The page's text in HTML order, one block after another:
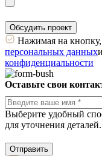
Обсудить проект
Нажимая на кнопку,
персональных данных
конфиденциальности
Оставьте свои
Выберите удобный
для уточнения деталей.
Отправить